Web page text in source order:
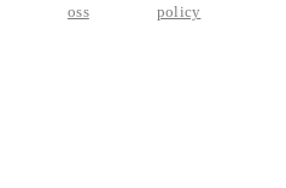
oss
policy